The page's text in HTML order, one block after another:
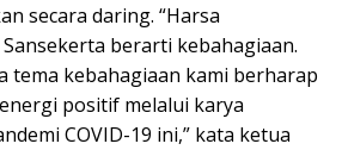
secara daring. “Harsa
berarti kebahagiaan.
tema kebahagiaan kami berharap
positif melalui karya
COVID-19 ini,” kata ketua